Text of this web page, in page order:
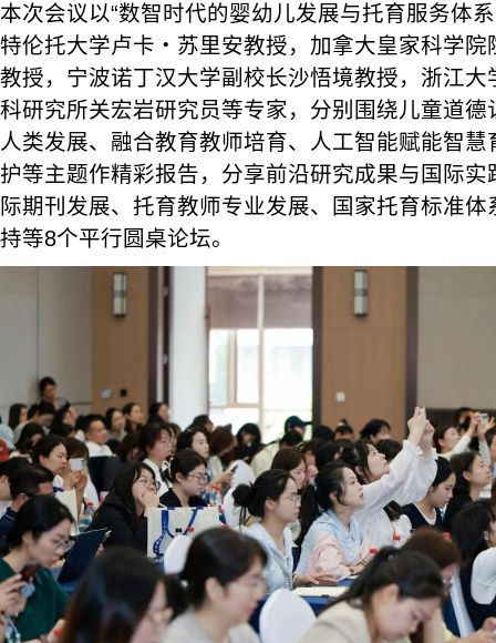
本次会议以“数智时代的婴幼儿发展与托育服务体
特伦托大学卢卡・苏里安教授，加拿大皇家科学
教授，宁波诺丁汉大学副校长沙悟境教授，浙江
科研究所关宏岩研究员等专家，分别围绕儿童道
人类发展、融合教育教师培育、人工智能赋能智
护等主题作精彩报告，分享前沿研究成果与国际
际期刊发展、托育教师专业发展、国家托育标准
持等8个平行圆桌论坛。